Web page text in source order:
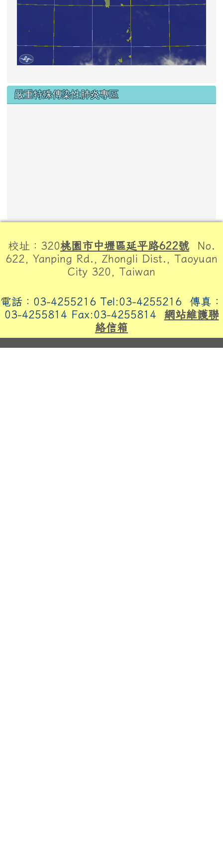
嚴重特殊傳染性肺炎專區
校址：320桃園市中壢區延平路622號 No.
622, Yanping Rd., Zhongli Dist., Taoyuan
City 320, Taiwan
電話：03-4255216 Tel:03-4255216 傳真：
03-4255814 Fax:03-4255814 網站維護聯
絡信箱